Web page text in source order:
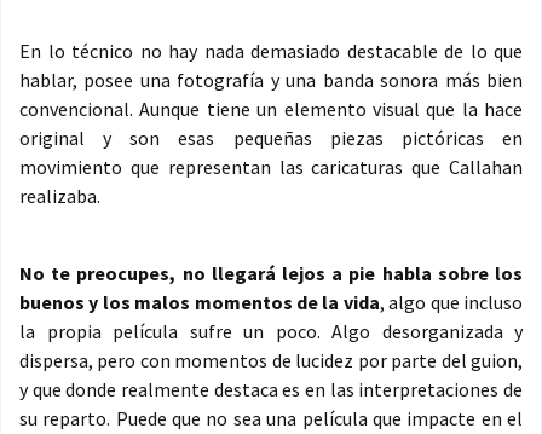
En lo técnico no hay nada demasiado destacable de lo que
hablar, posee una fotografía y una banda sonora más bien
convencional. Aunque tiene un elemento visual que la hace
original y son esas pequeñas piezas pictóricas en
movimiento que representan las caricaturas que Callahan
realizaba.
No te preocupes, no llegará lejos a pie habla sobre los
buenos y los malos momentos de la vida, algo que incluso
la propia película sufre un poco. Algo desorganizada y
dispersa, pero con momentos de lucidez por parte del guion,
y que donde realmente destaca es en las interpretaciones de
su reparto. Puede que no sea una película que impacte en el